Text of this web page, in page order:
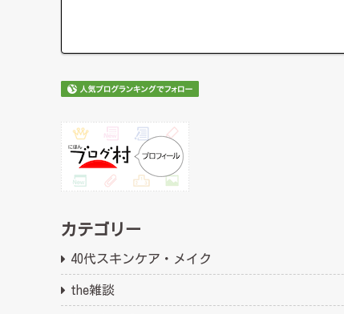
カテゴリー
40代スキンケア・メイク
the雑談